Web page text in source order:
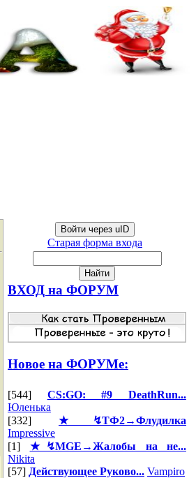
Войти через uID
Старая форма входа
ВХОД на ФОРУМ
Новое на ФОРУМе:
[544] CS:GO: #9 DeathRun...
Юленька
[332] ★↯ТФ2→Флудилка
Impressive
[1] ★↯MGE→Жалобы на не...
Nikita
[57] Действующее Руково... Vampiro